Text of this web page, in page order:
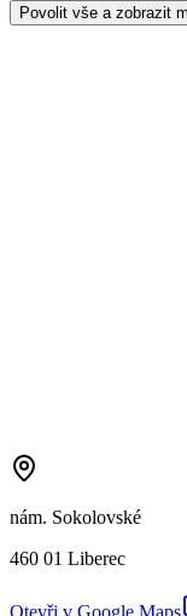
Povolit vše a zobrazit
nám. Sokolovské
460 01 Liberec
Otevři v Google Maps